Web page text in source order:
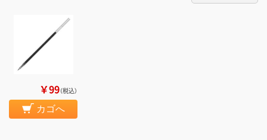
￥99（税込）
カゴへ